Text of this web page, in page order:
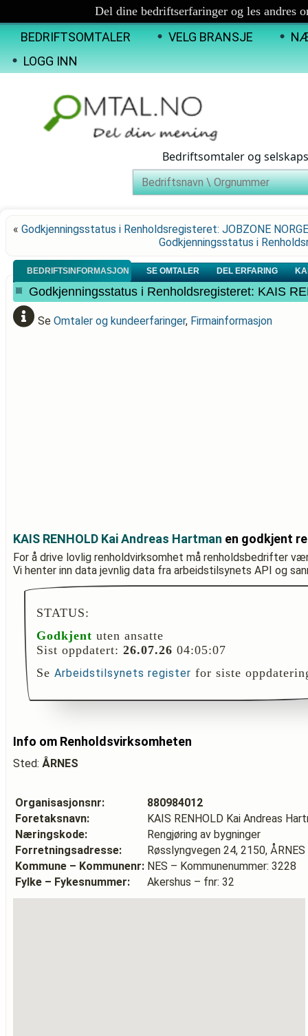
Del dine bedriftserfaringer og les andres
BEDRIFTSOMTALER VELG BRANSJE
LOGG INN
Bedriftsomtaler og
« Godkjenningsstatus i Renholdsregisteret: JOBZONE
Godkjenningsstatus i
BEDRIFTSINFORMASJON SE OMTALER DEL ERFARING
Godkjenningsstatus i Renholdsregisteret: KAIS
Se Omtaler og kundeerfaringer, Firmainformasjon
KAIS RENHOLD Kai Andreas Hartman en godkjent
For å drive lovlig renholdvirksomhet må renholdsbedrifter
Vi henter inn data jevnlig data fra arbeidstilsynets API og
STATUS:
Godkjent uten ansatte
Sist oppdatert: 26.07.26 04:05:07
Se Arbeidstilsynets register for siste
Info om Renholdsvirksomheten
Sted: ÅRNES
Organisasjonsnr:
880984012
Foretaksnavn:
KAIS RENHOLD Kai Andreas
Næringskode:
Rengjøring av bygninger
Forretningsadresse:
Røsslyngvegen 24, 2150, ÅRNES
Kommune – Kommunenr: NES – Kommunenummer: 3228
Fylke – Fykesnummer:
Akershus – fnr: 32